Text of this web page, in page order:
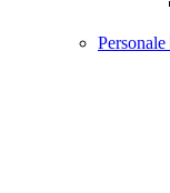
Personale